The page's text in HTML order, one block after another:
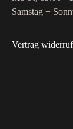
Samstag +
Vertrag